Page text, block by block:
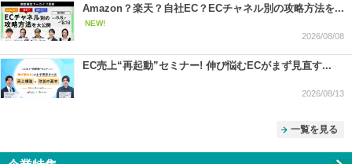
Amazon？楽天？自社EC？ECチャネル別の攻略方法を...
NEW!
2026/08/08
EC売上“再起動”セミナー! 伸び悩むECがまず見直す...
2026/08/13
一覧を見る